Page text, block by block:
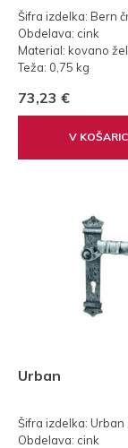
Šifra izdelka: Bern
Obdelava: cink
Material: kovano
Teža: 0,75 kg
73,23 €
V
Urban
Šifra izdelka:
Obdelava: cink